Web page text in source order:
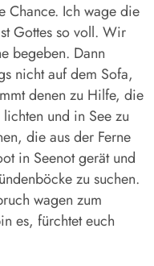
Chance. Ich wage die
Gottes so voll. Wir
begeben. Dann
nicht auf dem Sofa,
denen zu Hilfe, die
und in See zu
die aus der Ferne
in Seenot gerät und
zu suchen.
wagen zum
es, fürchtet euch